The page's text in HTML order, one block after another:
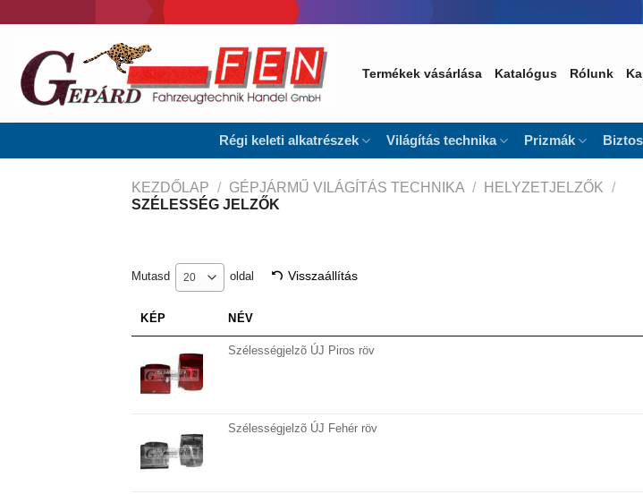
to
Termékek vásárlása Katalógus Rólunk
Régi keleti alkatrészek Világítás technika Prizmák
KEZDŐLAP / GÉPJÁRMŰ VILÁGÍTÁS TECHNIKA / HELYZETJELZŐK /
SZÉLESSÉG JELZŐK
Mutasd 20 oldal Visszaállítás
KÉP NÉV
Szélességjelzõ ÚJ Piros röv
Szélességjelzõ ÚJ Fehér röv